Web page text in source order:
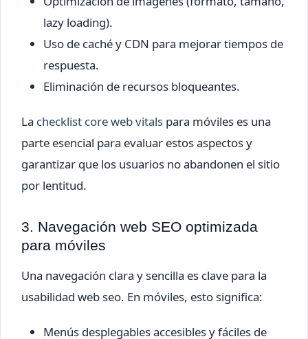
lazy loading).
Uso de caché y CDN para mejorar tiempos de
respuesta.
Eliminación de recursos bloqueantes.
La checklist core web vitals para móviles es una
parte esencial para evaluar estos aspectos y
garantizar que los usuarios no abandonen el sitio
por lentitud.
3. Navegación web SEO optimizada
para móviles
Una navegación clara y sencilla es clave para la
usabilidad web seo. En móviles, esto significa:
Menús desplegables accesibles y fáciles de